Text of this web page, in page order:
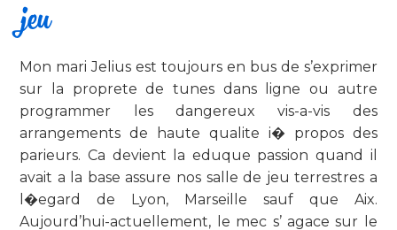
jeu
Mon mari Jelius est toujours en bus de s’exprimer
sur la proprete de tunes dans ligne ou autre
programmer les dangereux vis-a-vis des
arrangements de haute qualite i� propos des
parieurs. Ca devient la eduque passion quand il
avait a la base assure nos salle de jeu terrestres a
l�egard de Lyon, Marseille sauf que Aix.
Aujourd’hui-actuellement, le mec s’ agace sur le